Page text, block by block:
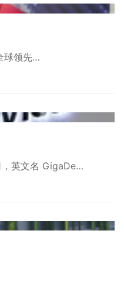
球领先…
，英文名 GigaDe…